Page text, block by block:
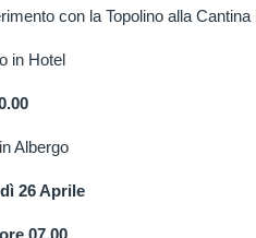
con la Topolino alla
in Hotel
Albergo
26 Aprile